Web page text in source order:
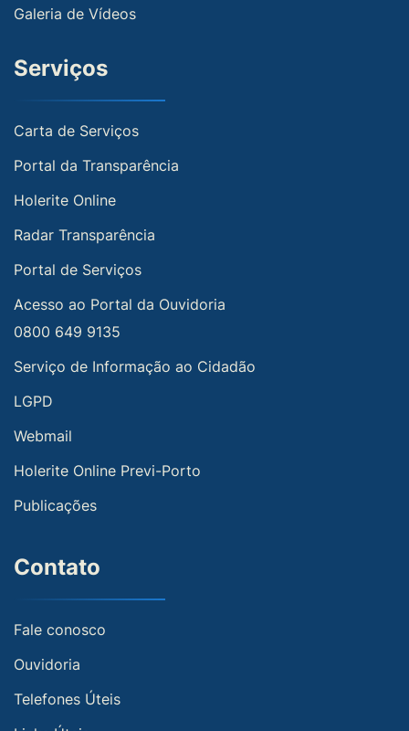
Galeria de Vídeos
Serviços
Carta de Serviços
Portal da Transparência
Holerite Online
Radar Transparência
Portal de Serviços
Acesso ao Portal da Ouvidoria
0800 649 9135
Serviço de Informação ao Cidadão
LGPD
Webmail
Holerite Online Previ-Porto
Publicações
Contato
Fale conosco
Ouvidoria
Telefones Úteis